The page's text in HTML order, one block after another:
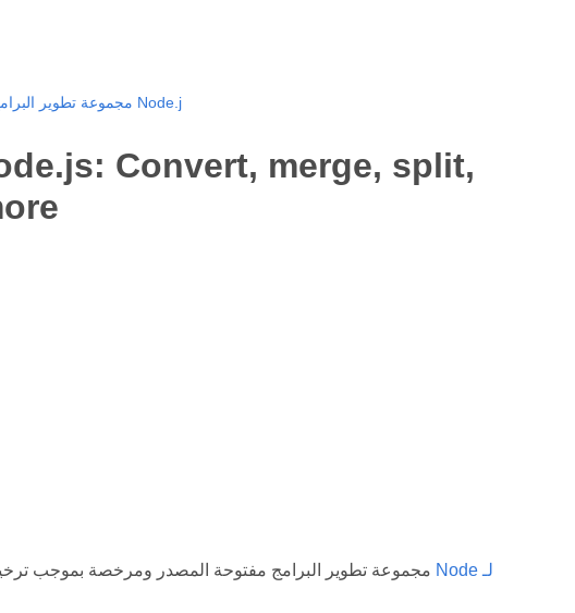
Aspose.Cells مجموعة تطوير البرامج السحابية لـ Node.j
Convert, merge, split,
مجموعة تطوير البرامج مفتوحة المصدر ومرخصة بموجب